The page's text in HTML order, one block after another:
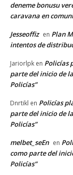
deneme bonusu
caravana en
Jesseoffiz en Plan
intentos de
Jariorlpk en Policías
parte del inicio de
Policías”
Dnrtikl en Policías
parte del inicio de
Policías”
melbet_seEn en
como parte del
Policías”